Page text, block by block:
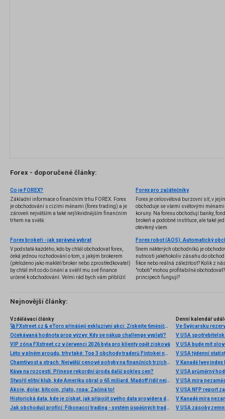
Forex - doporučené články:
Co je FOREX?
Základní informace o finančním trhu FOREX. Forex
je obchodování s cizími měnami (forex trading) a je
zároveň největším a také nejlikvidnějším finančním
trhem na světě.
Forex pro začátečníky
Forex je celosvětová burzovní síť, v
obchoduje se všemi světovými
koruny. Na forexu obchodují banky,
brokeři a podobné instituce, ale také
otevřený všem.
Forex brokeři - jak správně vybrat
V podstatě každého, kdo by chtěl obchodovat forex,
čeká jednou rozhodování o tom, s jakým brokerem
(přeloženo jako makléř/broker nebo zprostředkovatel)
by chtěl mít co do činění a svěřil mu své finance
určené k obchodování. Velmi rád bych vám přiblížil
několik příkladů nejznámějších z nich.
Snem některých obchodníků je
nutnosti jakéhokoliv zásahu do
fikce nebo reálná záležitost? Kolik z
"roboti" mohou profitabilně
principech fungují?
Nejnovější články:
Vzdělávací články
🚀 FXstreet.cz & eToro přinášejí exkluzivní akci: Získejte 6měsíční členství ve VIP zóně ZDARMA
Očekávaná hodnota prop výzvy: Kdy se nákup challenge vyplatí?
VIP zóna FXstreet.cz v červenci 2026 byla pro klienty opět zisková
Léto v plném proudu, trhy také: Top 3 obchody traderů Fintokei na indexech a zlatě
Chamtivost a strach: Největší cenové pohyby na finančních trzích (červenec 2026)
Káva na rozcestí. Přinese rekordní úroda další pokles cen?
Stvořil elitní klub, kde Ameriku obral o 65 miliard. Madoff řídil největší Ponzi dějin
Akcie, dolar, bitcoin, zlato, ropa: Začíná to!
Historická data, kde je získat, jak připojit svého data providera do MultiCharts a proč je budeme potřebovat? (4. díl)
Jak obchodují profíci: Fibonacci trading - systém úspěšných traderů
Denní kalendář
Ve Švýcarsku
V USA
V USA bude mít
V USA týdenní
V Kanadě Ivey index
V USA průměrný
V USA míra
V USA NFP report
V Kanadě míra
V USA zásoby